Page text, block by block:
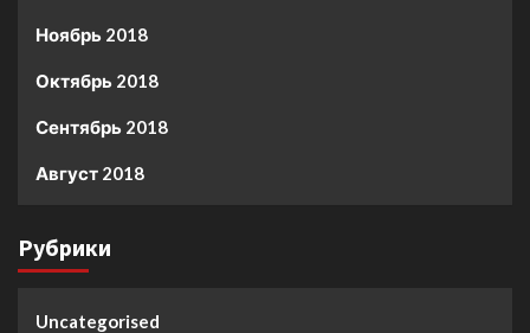
Ноябрь 2018
Октябрь 2018
Сентябрь 2018
Август 2018
Рубрики
Uncategorised